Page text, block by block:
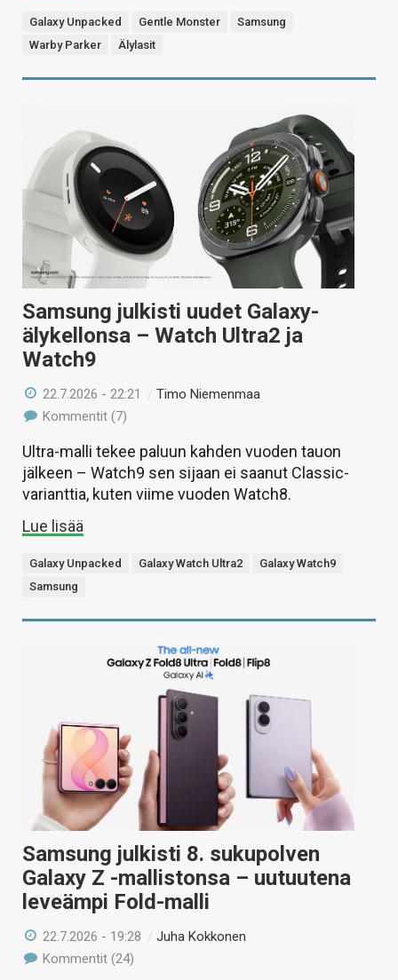
Galaxy Unpacked Gentle Monster
Samsung
Warby Parker
Älylasit
Samsung julkisti uudet Galaxy-
älykellonsa – Watch Ultra2 ja
Watch9
22.7.2026 - 22:21 /Timo Niemenmaa
Kommentit (7)
Ultra-malli tekee paluun kahden vuoden tauon
jälkeen – Watch9 sen sijaan ei saanut Classic-
varianttia, kuten viime vuoden Watch8.
Lue lisää
Galaxy Unpacked Galaxy Watch Ultra2
Galaxy Watch9
Samsung
Samsung julkisti 8. sukupolven
Galaxy Z -mallistonsa – uutuutena
leveämpi Fold-malli
22.7.2026 - 19:28 /Juha Kokkonen
Kommentit (24)